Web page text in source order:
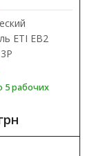
1000/3LE
ETI EB2
5 рабочих